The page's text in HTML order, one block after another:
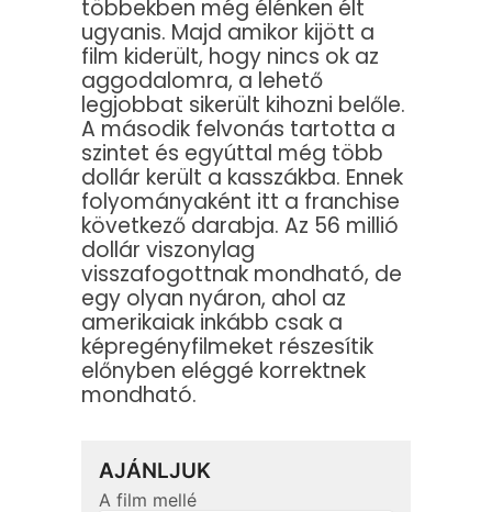
többekben még élénken élt
ugyanis. Majd amikor kijött a
film kiderült, hogy nincs ok az
aggodalomra, a lehető
legjobbat sikerült kihozni belőle.
A második felvonás tartotta a
szintet és egyúttal még több
dollár került a kasszákba. Ennek
folyományaként itt a franchise
következő darabja. Az 56 millió
dollár viszonylag
visszafogottnak mondható, de
egy olyan nyáron, ahol az
amerikaiak inkább csak a
képregényfilmeket részesítik
előnyben eléggé korrektnek
mondható.